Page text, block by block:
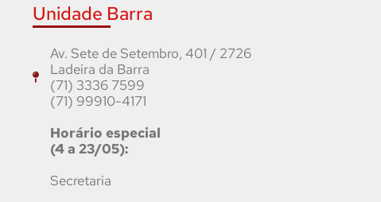
Unidade Barra
Av. Sete de Setembro, 401 / 2726
Ladeira da Barra
(71) 3336 7599
(71) 99910-4171
Horário especial
(4 a 23/05):
Secretaria